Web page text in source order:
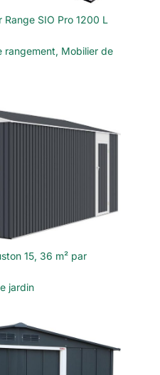
SIO Pro 1200 L
rangement, Mobilier de
15, 36 m² par
jardin